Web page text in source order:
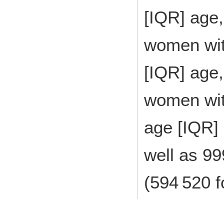
[IQR]
women
[IQR]
women
age
well as
(594 520